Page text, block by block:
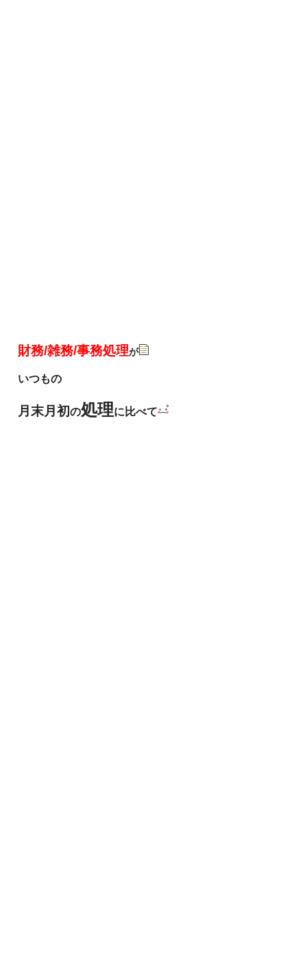
財務/雑務/事務処理が
いつもの
月末月初の処理に比べて